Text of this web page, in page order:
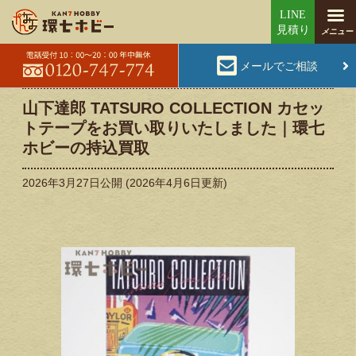
メールでご相談
山下達郎 TATSURO COLLECTION カセッ
トテープをお買い取りいたしました｜環七
ホビーの持込買取
2026年3月27日公開 (2026年4月6日更新)